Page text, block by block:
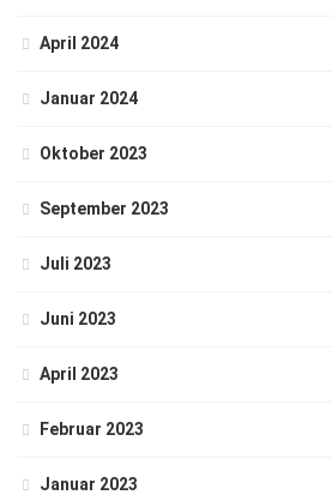
April 2024
Januar 2024
Oktober 2023
September 2023
Juli 2023
Juni 2023
April 2023
Februar 2023
Januar 2023